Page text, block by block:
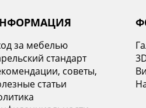
за мебелью
стандарт
советы,
статьи